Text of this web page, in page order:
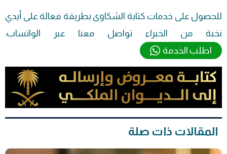
للحصول على خدمات كتابة الشكاوى بطريقة فعالة على أيدي
نخبة من الخبراء تواصل معنا عبر الواتساب:
اطلب الخدمة
المقالات ذات صلة